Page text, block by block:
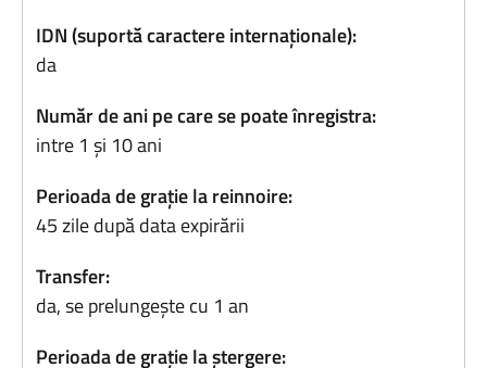
IDN (suportă caractere internaționale):
da
Număr de ani pe care se poate înregistra:
intre 1 și 10 ani
Perioada de grație la reinnoire:
45 zile după data expirării
Transfer:
da, se prelungește cu 1 an
Perioada de grație la ștergere: